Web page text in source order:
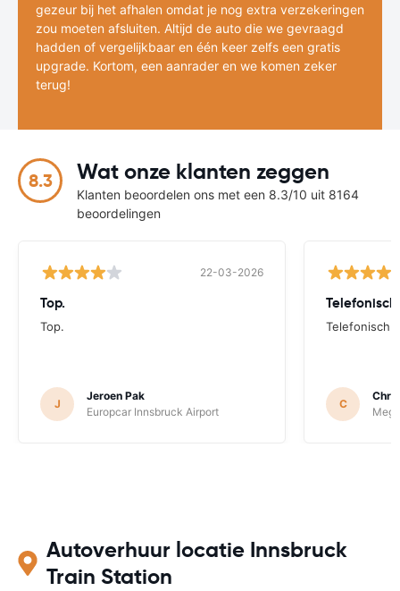
gezeur bij het afhalen omdat je nog extra verzekeringen
zou moeten afsluiten. Altijd de auto die we gevraagd
hadden of vergelijkbaar en één keer zelfs een gratis
upgrade. Kortom, een aanrader en we komen zeker
terug!
8.3 Wat onze klanten zeggen
Klanten beoordelen ons met een 8.3/10 uit 8164
beoordelingen
22-03-2026
Top.
Top.
J
Jeroen Pak
Europcar Innsbruck Airport
Telefonisch
C
Autoverhuur locatie Innsbruck
Train Station